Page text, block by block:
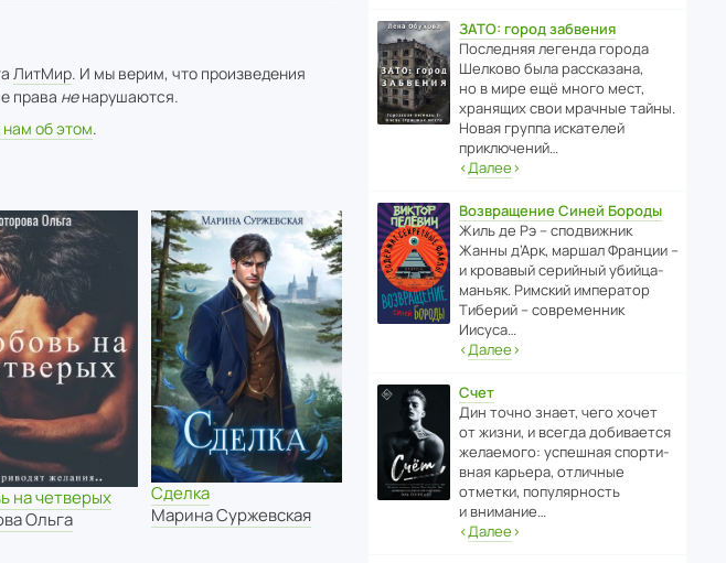
ЛитМир. И мы верим, что произведения
права ненарушаются.
об этом.
на четверых
Ольга
Сделка
Марина Суржевская
ЗАТО: город забвения
После­дняя легенда города
Шелково была расска­зана,
но в мире ещё много мест,
хранящих свои мрачные тайны.
Новая группа иска­телей
приключений…
‹Далее›
Возвращение Синей Бороды
Жиль де Рэ – спод­ви­жник
Жанны д’Арк, маршал Франции –
и кровавый серийный убийца-
маньяк. Римский импе­ратор
Тиберий – совре­менник
Иисуса…
‹Далее›
Счет
Дин точно знает, чего хочет
от жизни, и всегда доби­ва­ется
жела­е­мого: успе­шная спор­ти­
вная карьера, отли­чные
отметки, попу­ля­р­ность
и внимание…
‹Далее›